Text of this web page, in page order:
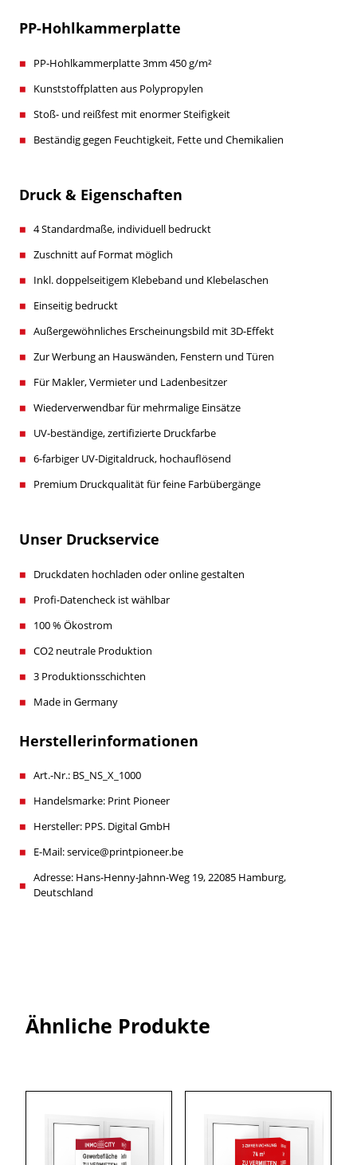
PP-Hohlkammerplatte
PP-Hohlkammerplatte 3mm 450 g/m²
Kunststoffplatten aus Polypropylen
Stoß- und reißfest mit enormer Steifigkeit
Beständig gegen Feuchtigkeit, Fette und Chemikalien
Druck & Eigenschaften
4 Standardmaße, individuell bedruckt
Zuschnitt auf Format möglich
Inkl. doppelseitigem Klebeband und Klebelaschen
Einseitig bedruckt
Außergewöhnliches Erscheinungsbild mit 3D-Effekt
Zur Werbung an Hauswänden, Fenstern und Türen
Für Makler, Vermieter und Ladenbesitzer
Wiederverwendbar für mehrmalige Einsätze
UV-beständige, zertifizierte Druckfarbe
6-farbiger UV-Digitaldruck, hochauflösend
Premium Druckqualität für feine Farbübergänge
Unser Druckservice
Druckdaten hochladen oder online gestalten
Profi-Datencheck ist wählbar
100 % Ökostrom
CO2 neutrale Produktion
3 Produktionsschichten
Made in Germany
Herstellerinformationen
Art.-Nr.: BS_NS_X_1000
Handelsmarke: Print Pioneer
Hersteller: PPS. Digital GmbH
E-Mail: service@printpioneer.be
Adresse: Hans-Henny-Jahnn-Weg 19, 22085 Hamburg,
Deutschland
Ähnliche Produkte